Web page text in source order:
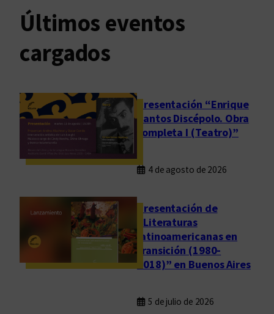
Últimos eventos
cargados
Presentación “Enrique
Santos Discépolo. Obra
completa I (Teatro)”
4 de agosto de 2026
Presentación de
“Literaturas
latinoamericanas en
transición (1980-
2018)” en Buenos Aires
5 de julio de 2026